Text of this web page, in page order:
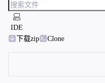
IDE
下载zip
Clone